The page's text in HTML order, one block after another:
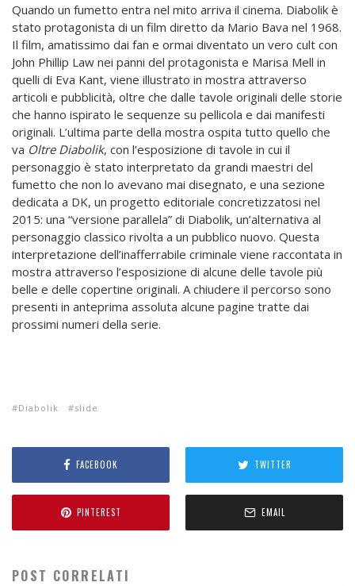
Quando un fumetto entra nel mito arriva il cinema. Diabolik è
stato protagonista di un film diretto da Mario Bava nel 1968.
Il film, amatissimo dai fan e ormai diventato un vero cult con
John Phillip Law nei panni del protagonista e Marisa Mell in
quelli di Eva Kant, viene illustrato in mostra attraverso
articoli e pubblicità, oltre che dalle tavole originali delle storie
che hanno ispirato le sequenze su pellicola e dai manifesti
originali. L’ultima parte della mostra ospita tutto quello che
va Oltre Diabolik, con l’esposizione di tavole in cui il
personaggio è stato interpretato da grandi maestri del
fumetto che non lo avevano mai disegnato, e una sezione
dedicata a DK, un progetto editoriale concretizzatosi nel
2015: una “versione parallela” di Diabolik, un’alternativa al
personaggio classico rivolta a un pubblico nuovo. Questa
interpretazione dell’inafferrabile criminale viene raccontata in
mostra attraverso l’esposizione di alcune delle tavole più
belle e delle copertine originali. A chiudere il percorso sono
presenti in anteprima assoluta alcune pagine tratte dai
prossimi numeri della serie.
Diabolik slide
FACEBOOK TWITTER
PINTEREST EMAIL
POST CORRELATI